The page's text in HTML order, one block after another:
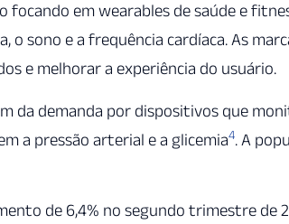
focando em wearables de saúde e
o sono e a frequência cardíaca. As
e melhorar a experiência do usuário.
da demanda por dispositivos que
a pressão arterial e a glicemia4. A
de 6,4% no segundo trimestre de